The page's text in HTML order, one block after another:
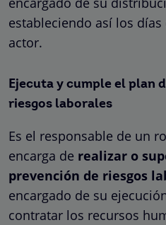
estableciendo así los
actor.
Ejecuta y cumple el plan
riesgos laborales
Es el responsable de un
encarga de realizar o
prevención de riesgos
encargado de su
contratar los recursos